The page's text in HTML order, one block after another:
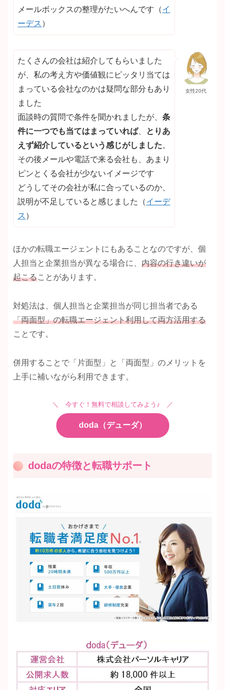
メールボックスの整理がたいへんです（イ
ーデス ）
女性20代
たくさんの会社は紹介してもらいました
が、私の考え方や価値観にピッタリ当ては
まっている会社なのかは疑問な部分もあり
ました
面談時の質問で条件を聞かれましたが、 条
件に一つでも当てはまっていれば、
とりあ
えず紹介しているという感じがしました。
その後メールや電話で来る会社も、あまり
ピンとくる会社が少ないイメージです
どうしてその会社が私に合っているのか、
説明が不足していると感じました（イーデ
ス ）
ほかの転職エージェントにもあることなのですが、個
人担当と企業担当が異なる場合に、 内容の行き違いが
起こることがあります。
対処法は、個人担当と企業担当が同じ担当者である
「両面型」の転職エージェント利用して両方活用する
ことです。
併用することで「片面型」と「両面型」のメリットを
上手に補いながら利用できます。
＼ 今すぐ！無料で相談してみよう♪ ／
doda（デューダ）
dodaの特徴と転職サポート